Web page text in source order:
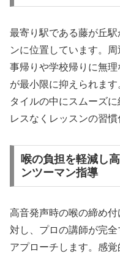
最寄り駅である藤が丘
ンに位置しています。
事帰りや学校帰りに無
が最小限に抑えられま
タイルの中にスムーズ
レスなくレッスンの習慣
喉の負担を軽減し
ンツーマン指導
高音発声時の喉の締め
対し、プロの講師が完
アプローチします。感